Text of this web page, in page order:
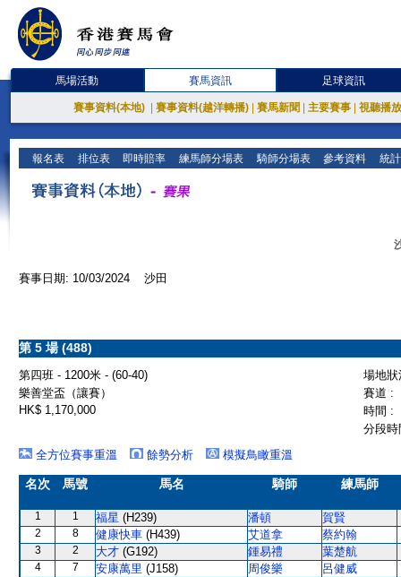
馬場活動 賽馬資訊 足球資訊
賽事資料(本地) 賽事資料(越洋轉播) 賽馬新聞 主要賽事 視聽播
報名表 排位表 即時賠率 練馬師分場表 騎師分場表 參考資料 統
賽事日期: 10/03/2024 沙田
第 5 場 (488)
第四班 - 1200米 - (60-40)
場地
樂善堂盃（讓賽）
賽道 :
HK$ 1,170,000
時間 :
分段
全方位賽事重溫
餘勢分析 模擬鳥瞰重溫
名次 馬號 馬名 騎師 練馬師
1 1 福星 (H239) 潘頓 賀賢
2 8 健康快車 (H439) 艾道拿 蔡約翰
3 2 大才 (G192) 鍾易禮 葉楚航
4 7 安康萬里 (J158) 周俊樂 呂健威